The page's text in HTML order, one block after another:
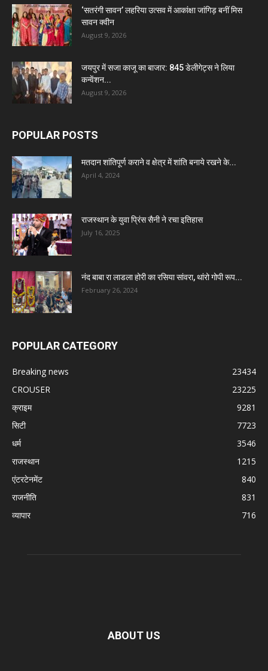
‘सतरंगी सावन’ लहरिया उत्सव में आकांक्षा जांगिड़ बनीं मिस
सावन क्वीन
August 9, 2026
जयपुर में सजा काजू का बाजार: 845 डेलीगेट्स ने लिया
कन्वेंशन...
August 9, 2026
POPULAR POSTS
मतदान शांतिपूर्ण कराने व क्षेत्र में शांति बनाये रखने के...
April 4, 2024
राजस्थान के युवा प्रिंस सैनी ने रचा इतिहास
July 16, 2025
नंद बाबा रा लाडला होरी का रसिया सांवरा, थांरो गोपी रूप...
February 26, 2024
POPULAR CATEGORY
Breaking news
23434
CROUSER
23225
क्राइम
9281
सिटी
7723
धर्म
3546
राजस्थान
1215
एंटरटेनमेंट
840
राजनीति
831
व्यापार
716
ABOUT US